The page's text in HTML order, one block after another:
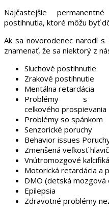
Najčastejšie
postihnutia, ktoré môžu byť
Ak sa novorodenec narodí s
znamenať, že sa niektorý z
Sluchové postihnutie
Zrakové postihnutie
Mentálna retardácia
Problémy s
celkového prospievania
Problémy so spánkom
Senzorické poruchy
Behavior issues
Zmenšená veľkosť
Vnútromozgové
Motorická retardácia a
DMO (detská mozgová
Epilepsia
Zdravotné problémy